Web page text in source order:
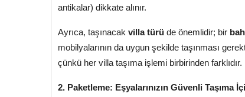
antikalar) dikkate alınır.
Ayrıca, taşınacak villa türü de önemlidir; bir
mobilyalarının da uygun şekilde taşınması
çünkü her villa taşıma işlemi birbirinden farklıdır.
2. Paketleme: Eşyalarınızın Güvenli Taşıma